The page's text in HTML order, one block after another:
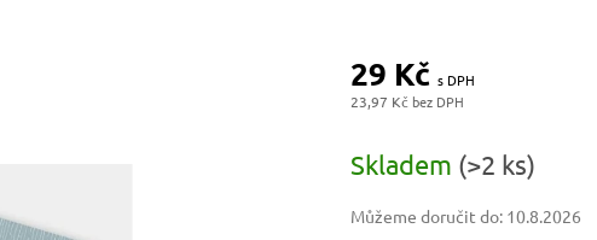
29 Kč
23,97 Kč
cena:
Skladem (>2 ks)
Můžeme doručit do: 10.8.2026